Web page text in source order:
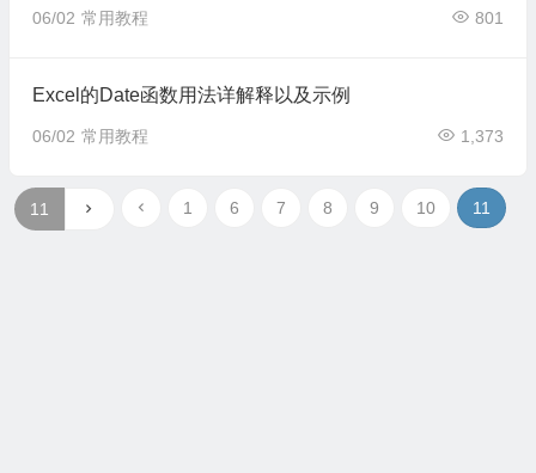
06/02 常用教程 801
Excel的Date函数用法详解释以及示例
06/02 常用教程 1,373
1 6 7 8 9 10 11